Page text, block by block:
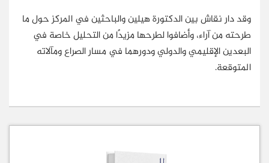
وقد دار نقاش بين الدكتورة هيلين والباحثين في المركز حول ما
طرحته من آراء، وأضافوا لطرحها مزيدًا من التحليل خاصة في
البعدين الإقليمي والدولي ودورهما في مسار الصراع ومآلاته
المتوقعة.